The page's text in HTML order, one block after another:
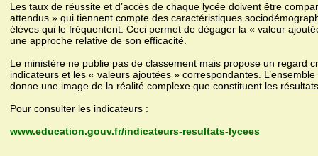
Les taux de réussite et d’accès de chaque lycée doivent être
attendus » qui tiennent compte des caractéristiques
élèves qui le fréquentent. Ceci permet de dégager la « valeur
une approche relative de son efficacité.
Le ministère ne publie pas de classement mais propose un regard
indicateurs et les « valeurs ajoutées » correspondantes.
donne une image de la réalité complexe que constituent les
Pour consulter les indicateurs :
www.education.gouv.fr/indicateurs-resultats-lycees